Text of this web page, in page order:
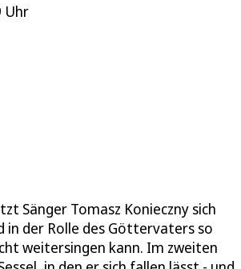
Uhr
Sänger Tomasz Konieczny sich
in der Rolle des Göttervaters so
weitersingen kann. Im zweiten